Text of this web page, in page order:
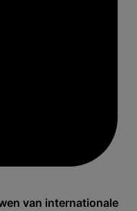
van internationale